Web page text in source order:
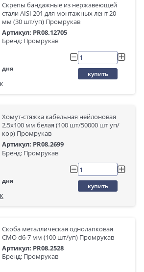
Скрепы бандажные из нержавеющей
стали AISI 201 для монтажных лент 20
мм (30 шт/уп) Промрукав
Артикул: PR08.12705
Бренд: Промрукав
дня
купить
Хомут-стяжка кабельная нейлоновая
2,5х100 мм белая (100 шт/50000 шт уп/
кор) Промрукав
Артикул: PR08.2699
Бренд: Промрукав
дня
купить
Скоба металлическая однолапковая
СМО d6-7 мм (100 шт/уп) Промрукав
Артикул: PR08.2528
Бренд: Промрукав